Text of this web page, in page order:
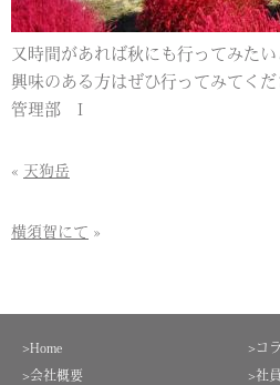
又時間があれば秋にも行ってみたい
興味のある方はぜひ行ってみてくだ
管理部 I
« 天狗岳
横須賀にて »
>コ
>社
>Home
>会社概要